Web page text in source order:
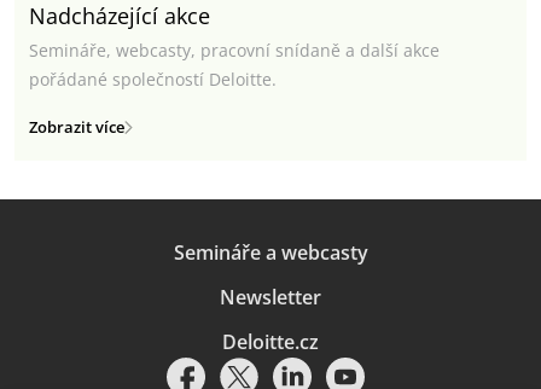
Nadcházející akce
Semináře, webcasty, pracovní snídaně a další akce
pořádané společností Deloitte.
Zobrazit více
Semináře a webcasty
Newsletter
Deloitte.cz